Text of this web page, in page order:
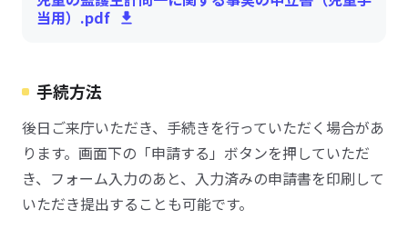
当用）.pdf
手続方法
後日ご来庁いただき、手続きを行っていただく場合があ
ります。画面下の「申請する」ボタンを押していただ
き、フォーム入力のあと、入力済みの申請書を印刷して
いただき提出することも可能です。